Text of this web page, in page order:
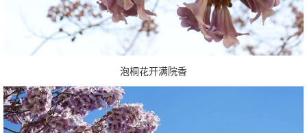
泡桐花开满院香